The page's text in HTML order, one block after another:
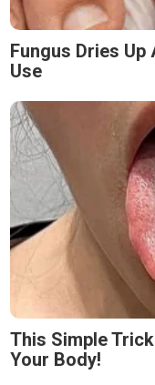
Fungus Dries
Use
This Simple
Your Body!